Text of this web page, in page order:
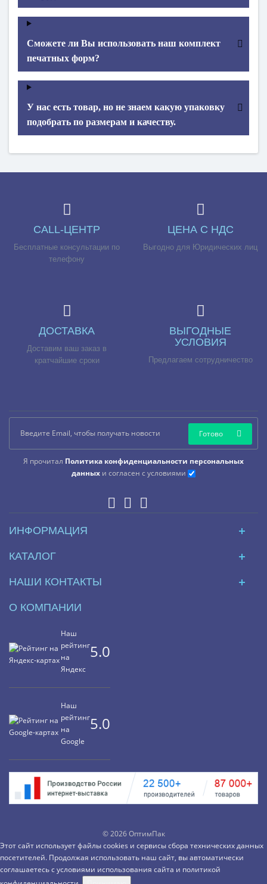
Сможете ли Вы использовать наш комплект
печатных форм?
У нас есть товар, но не знаем какую упаковку
подобрать по размерам и качеству.
CALL-ЦЕНТР
Бесплатные консультации по
телефону
ЦЕНА С НДС
Выгодно для Юридических лиц
ДОСТАВКА
Доставим ваш заказ в
кратчайшие сроки
ВЫГОДНЫЕ
УСЛОВИЯ
Предлагаем сотрудничество
Я прочитал Политика конфиденциальности персональных
данных и согласен с условиями
Готово
ИНФОРМАЦИЯ
КАТАЛОГ
НАШИ КОНТАКТЫ
О КОМПАНИИ
Наш
рейтинг
на
Яндекс
5.0
Наш
рейтинг
на
Google
5.0
©2026 ОптимПак
Этот сайт использует файлы cookies и сервисы сбора технических данных
посетителей. Продолжая использовать наш сайт, вы автоматически
соглашаетесь с условиями использования сайта и политикой